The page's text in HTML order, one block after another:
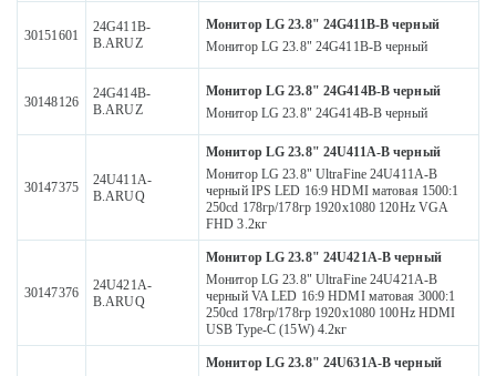
30151601
24G411B-
B.ARUZ
Монитор LG 23.8" 24G411B-B черный
Монитор LG 23.8" 24G411B-B черный
30148126
24G414B-
B.ARUZ
Монитор LG 23.8" 24G414B-B черный
Монитор LG 23.8" 24G414B-B черный
30147375
24U411A-
B.ARUQ
Монитор LG 23.8" 24U411A-B черный
Монитор LG 23.8" UltraFine 24U411A-B
черный IPS LED 16:9 HDMI матовая 1500:1
250cd 178гр/178гр 1920x1080 120Hz VGA
FHD 3.2кг
30147376
24U421A-
B.ARUQ
Монитор LG 23.8" 24U421A-B черный
Монитор LG 23.8" UltraFine 24U421A-B
черный VA LED 16:9 HDMI матовая 3000:1
250cd 178гр/178гр 1920x1080 100Hz HDMI
USB Type-C (15W) 4.2кг
Монитор LG 23.8" 24U631A-B черный